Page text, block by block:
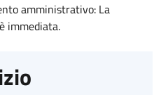
amministrativo: La
immediata.